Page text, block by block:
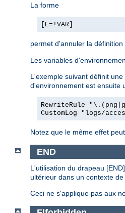
La forme
[E=!VAR]
permet d'annuler la
Les variables
L'exemple suivant définit
d'environnement est ensuite
RewriteRule
CustomLog "logs/
Notez que le même effet
END
L'utilisation du drapeau
ultérieur dans un contexte
Ceci ne s'applique pas aux